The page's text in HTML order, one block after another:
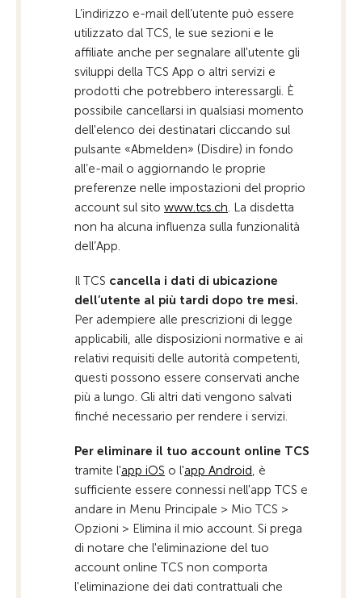
L’indirizzo e-mail dell’utente può essere
utilizzato dal TCS, le sue sezioni e le
affiliate anche per segnalare all'utente gli
sviluppi della TCS App o altri servizi e
prodotti che potrebbero interessargli. È
possibile cancellarsi in qualsiasi momento
dell'elenco dei destinatari cliccando sul
pulsante «Abmelden» (Disdire) in fondo
all’e-mail o aggiornando le proprie
preferenze nelle impostazioni del proprio
account sul sito www.tcs.ch. La disdetta
non ha alcuna influenza sulla funzionalità
dell’App.
Il TCS cancella i dati di ubicazione
dell’utente al più tardi dopo tre mesi.
Per adempiere alle prescrizioni di legge
applicabili, alle disposizioni normative e ai
relativi requisiti delle autorità competenti,
questi possono essere conservati anche
più a lungo. Gli altri dati vengono salvati
finché necessario per rendere i servizi.
Per eliminare il tuo account online TCS
tramite l'app iOS o l'app Android, è
sufficiente essere connessi nell'app TCS e
andare in Menu Principale > Mio TCS >
Opzioni > Elimina il mio account. Si prega
di notare che l'eliminazione del tuo
account online TCS non comporta
l'eliminazione dei dati contrattuali che